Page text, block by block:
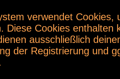
verwendet
Diese Cookies enthalten
ausschließlich
der Registrierung und